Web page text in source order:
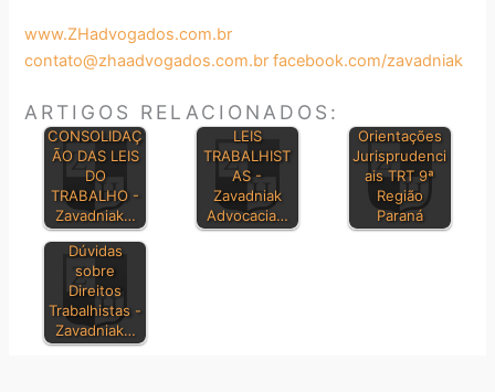
www.ZHadvogados.com.br
contato@zhaadvogados.com.br facebook.com/zavadniak
ARTIGOS RELACIONADOS:
CONSOLIDAÇ
ÃO DAS LEIS
DO
TRABALHO -
Zavadniak…
PRINCIPAIS
LEIS
TRABALHIST
AS -
Zavadniak
Advocacia…
Orientações
Jurisprudenci
ais TRT 9ª
Região
Paraná
Dúvidas
sobre
Direitos
Trabalhistas -
Zavadniak…